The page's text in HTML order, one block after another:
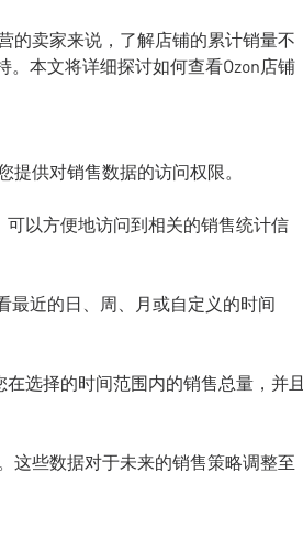
的卖家来说，了解店铺的累计销量不
本文将详细探讨如何查看Ozon店铺
供对销售数据的访问权限。
以方便地访问到相关的销售统计信
最近的日、周、月或自定义的时间
选择的时间范围内的销售总量，并且
这些数据对于未来的销售策略调整至